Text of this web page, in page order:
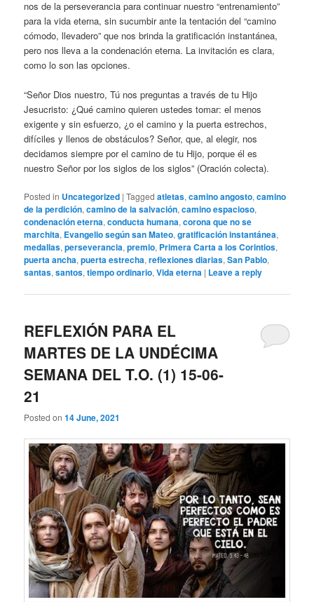
nos de la perseverancia para continuar nuestro “entrenamiento”
para la vida eterna, sin sucumbir ante la tentación del “camino
cómodo, llevadero” que nos brinda la gratificación instantánea,
pero nos lleva a la condenación eterna. La invitación es clara,
como lo son las opciones.
“Señor Dios nuestro, Tú nos preguntas a través de tu Hijo
Jesucristo: ¿Qué camino quieren ustedes tomar: el menos
exigente y sin esfuerzo, ¿o el camino y la puerta estrechos,
difíciles y llenos de obstáculos? Señor, que, al elegir, nos
decidamos siempre por el camino de tu Hijo, porque él es
nuestro Señor por los siglos de los siglos” (Oración colecta).
Posted in Uncategorized |Tagged atletas,camino angosto,camino
de la perdición,camino de la salvación,camino espacioso,
condenación eterna,conducta humana,corona que no se
marchita, Evangelio según san Mateo,gratificación instantánea,
medallas,perseverancia,premio, Primera Carta a los Corintios,
puerta ancha,puerta estrecha,reflexiones diarias,San Pablo,
santas,santos,tiempo ordinario,Vida eterna | Leave a reply
REFLEXIÓN PARA EL
MARTES DE LA UNDÉCIMA
SEMANA DEL T.O. (1) 15-06-
21
Posted on14 June, 2021